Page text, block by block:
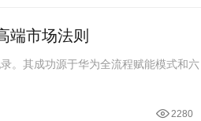
端市场法则
。其成功源于华为全流程赋能模式和六
2280